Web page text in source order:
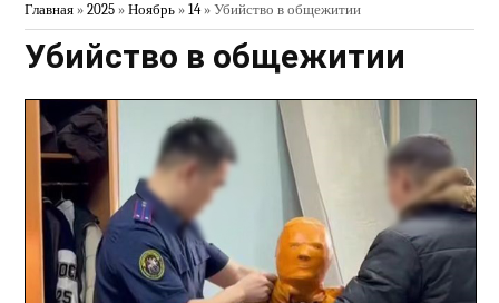
Главная »2025 » Ноябрь » 14» Убийство в общежитии
Убийство в общежитии